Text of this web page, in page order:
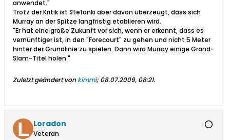
anwendet."
Trotz der Kritik ist Stefanki aber davon überzeugt, dass sich
Murray an der Spitze langfristig etablieren wird.
"Er hat eine große Zukunft vor sich, wenn er erkennt, dass es
vernünftiger ist, in den "Forecourt" zu gehen und nicht 5 Meter
hinter der Grundlinie zu spielen. Dann wird Murray einige Grand-
Slam-Titel holen."
Zuletzt geändert von kimmi; 08.07.2009, 08:21.
Loradon
Veteran